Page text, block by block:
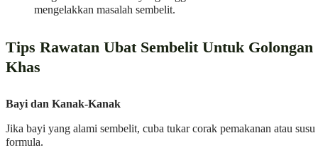
mengelakkan masalah sembelit.
Tips Rawatan Ubat Sembelit Untuk Golongan
Khas
Bayi dan Kanak-Kanak
Jika bayi yang alami sembelit, cuba tukar corak pemakanan atau susu
formula.